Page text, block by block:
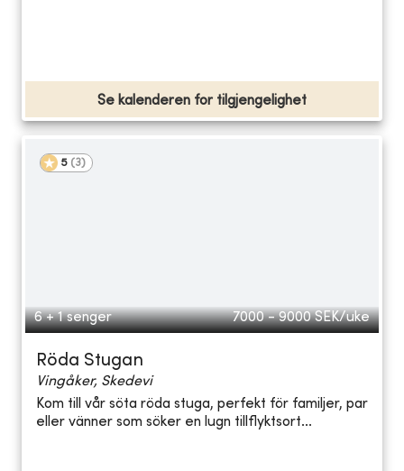
Se kalenderen for tilgjengelighet
5 (3)
6 + 1 senger 7000 - 9000 SEK/uke
Röda Stugan
Vingåker, Skedevi
Kom till vår söta röda stuga, perfekt för familjer, par
eller vänner som söker en lugn tillflyktsort...